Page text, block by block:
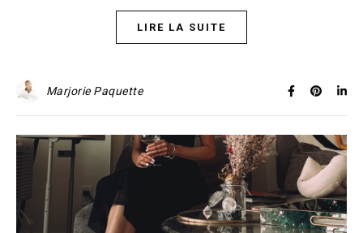
LIRE LA SUITE
Marjorie Paquette